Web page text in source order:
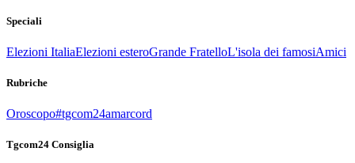
Speciali
Elezioni ItaliaElezioni esteroGrande FratelloL'isola dei famosiAmici
Rubriche
Oroscopo#tgcom24amarcord
Tgcom24 Consiglia